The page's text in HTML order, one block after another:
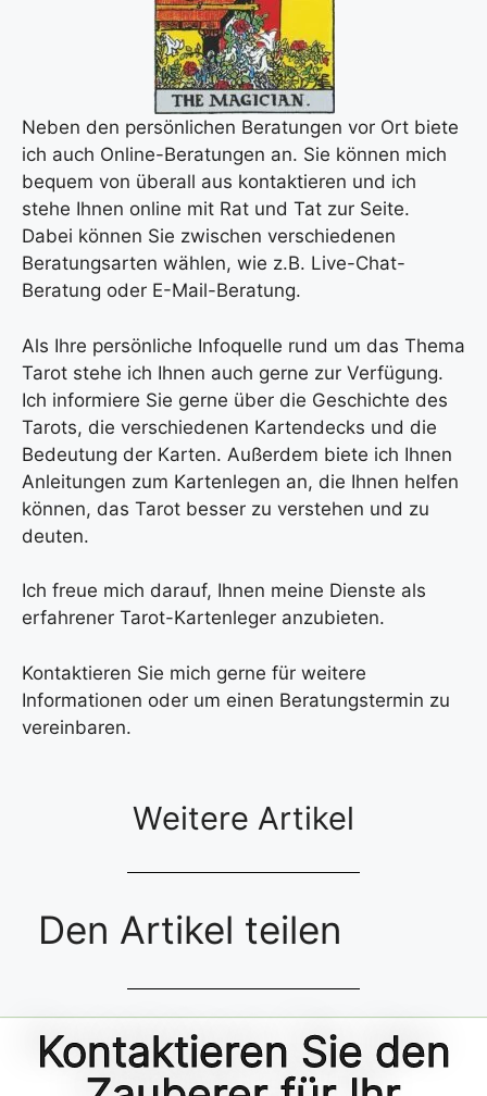
Neben den persönlichen Beratungen vor Ort biete
ich auch Online-Beratungen an. Sie können mich
bequem von überall aus kontaktieren und ich
stehe Ihnen online mit Rat und Tat zur Seite.
Dabei können Sie zwischen verschiedenen
Beratungsarten wählen, wie z.B. Live-Chat-
Beratung oder E-Mail-Beratung.
Als Ihre persönliche Infoquelle rund um das Thema
Tarot stehe ich Ihnen auch gerne zur Verfügung.
Ich informiere Sie gerne über die Geschichte des
Tarots, die verschiedenen Kartendecks und die
Bedeutung der Karten. Außerdem biete ich Ihnen
Anleitungen zum Kartenlegen an, die Ihnen helfen
können, das Tarot besser zu verstehen und zu
deuten.
Ich freue mich darauf, Ihnen meine Dienste als
erfahrener Tarot-Kartenleger anzubieten.
Kontaktieren Sie mich gerne für weitere
Informationen oder um einen Beratungstermin zu
vereinbaren.
Weitere Artikel
Den Artikel teilen
Kontaktieren Sie den